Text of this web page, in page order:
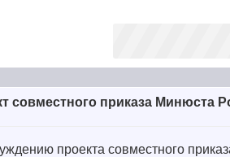
совместного приказа Минюста
проекта совместного